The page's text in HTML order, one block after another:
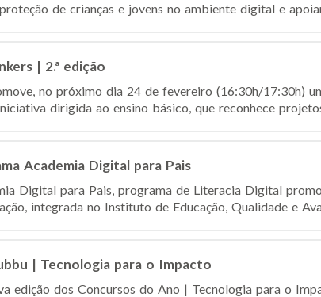
de crianças e jovens no ambiente digital e
| 2.ª edição
no próximo dia 24 de fevereiro (16:30h/17:30h)
dirigida ao ensino básico, que reconhece
Academia Digital para Pais
Digital para Pais, programa de Literacia Digital
integrada no Instituto de Educação, Qualidade e
| Tecnologia para o Impacto
edição dos Concursos do Ano | Tecnologia para o